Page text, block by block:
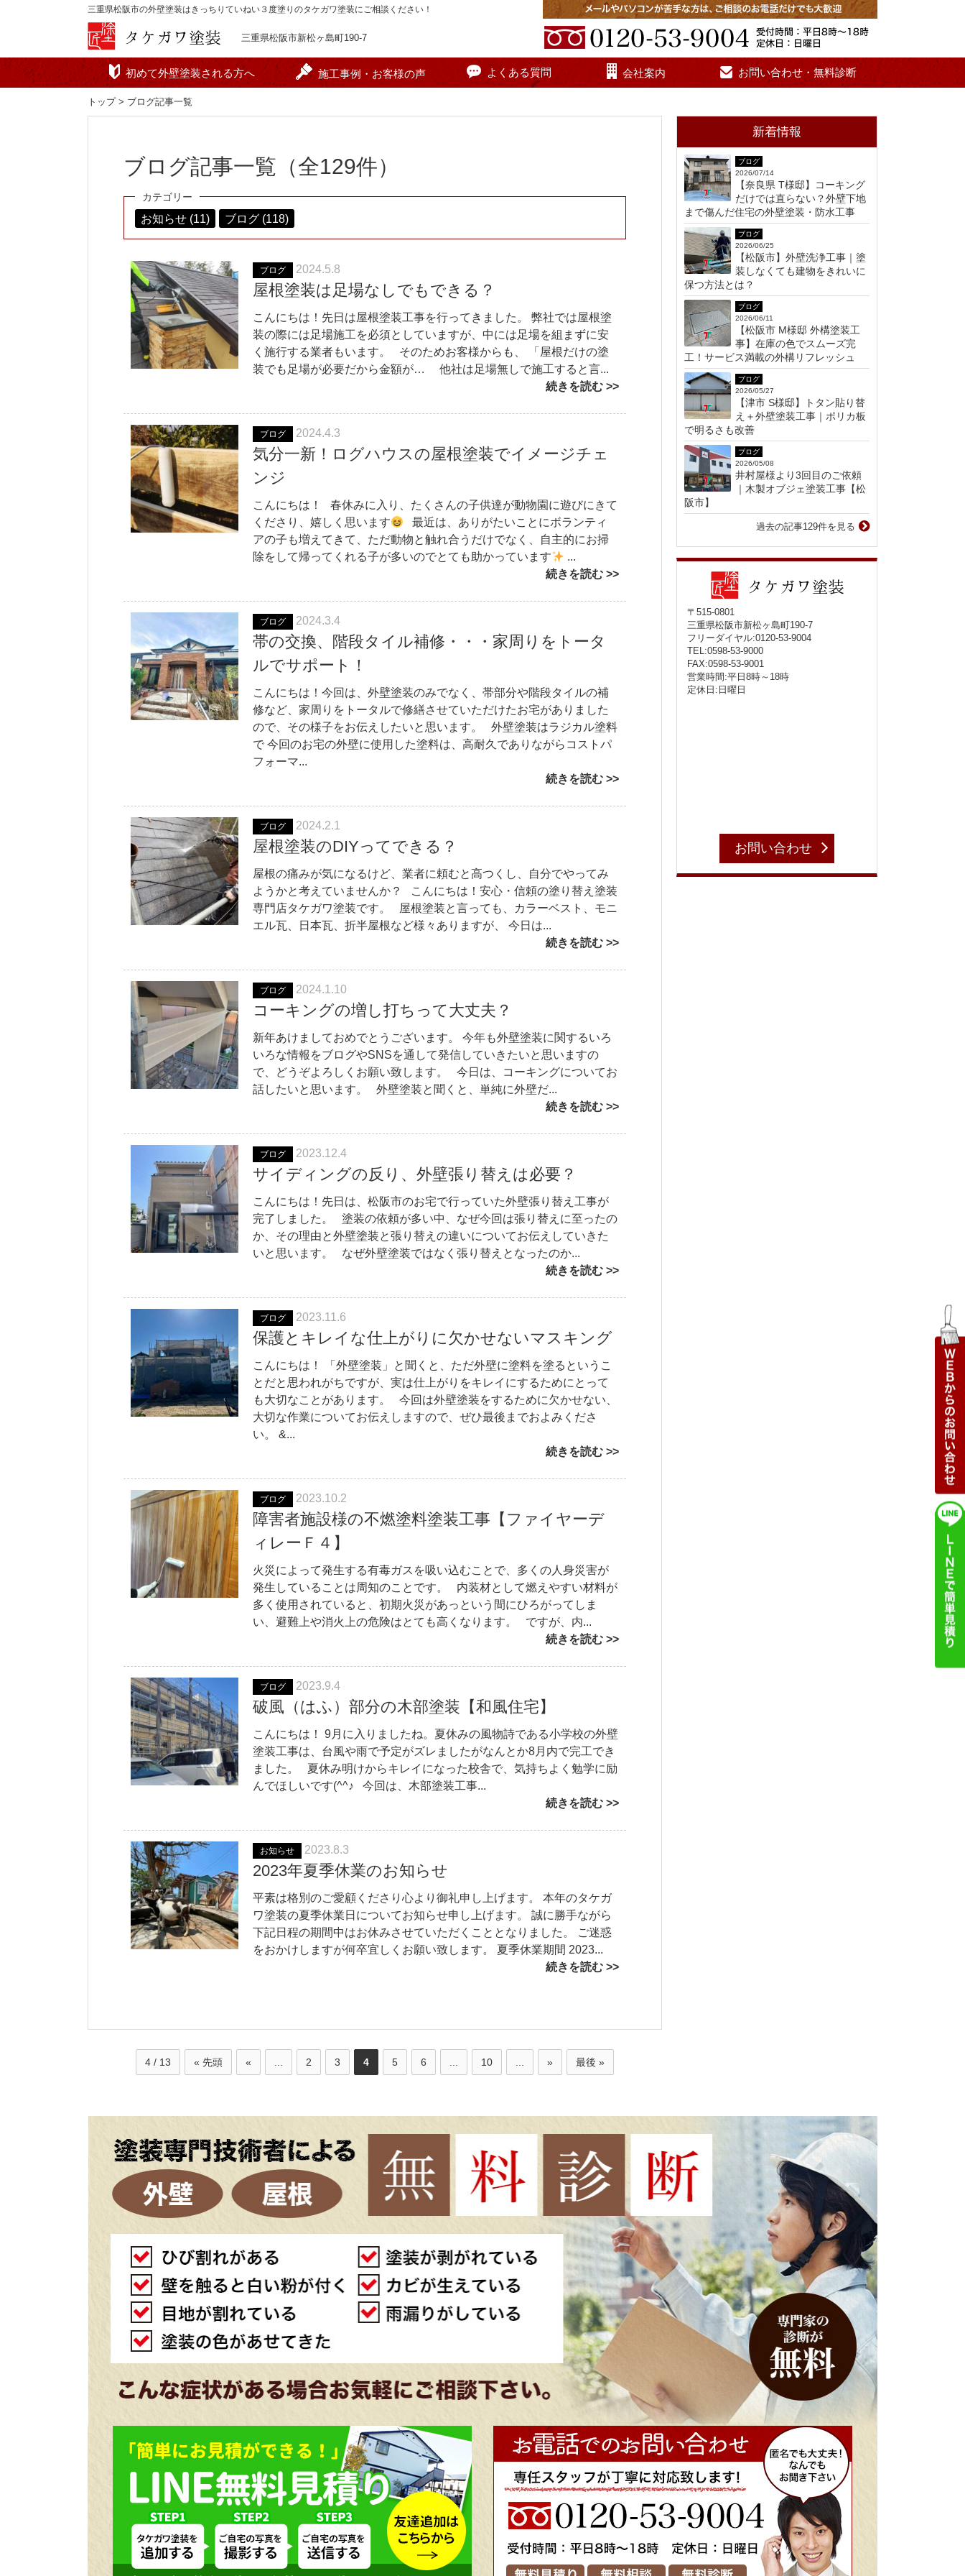
三重県松阪市の外壁塗装はきっちりていねい３度塗りのタケガワ塗装にご相談ください！
三重県松阪市新松ヶ島町190-7
初めて外壁塗装される方へ 施工事例・お客様の声 よくある質問 会社案内 お問い合わせ・無料診断
トップ> ブログ記事一覧
ブログ記事一覧（全129件）
カテゴリー
お知らせ (11) ブログ (118)
ブログ 2024.5.8
屋根塗装は足場なしでもできる？
こんにちは！先日は屋根塗装工事を行ってきました。 弊社では屋根塗
装の際には足場施工を必須としていますが、中には足場を組まずに安
く施行する業者もいます。 そのためお客様からも、 「屋根だけの塗
装でも足場が必要だから金額が… 他社は足場無しで施工すると言...
続きを読む
ブログ 2024.4.3
気分一新！ログハウスの屋根塗装でイメージチェ
ンジ
こんにちは！ 春休みに入り、たくさんの子供達が動物園に遊びにきて
くださり、嬉しく思います
最近は、ありがたいことにボランティ
アの子も増えてきて、ただ動物と触れ合うだけでなく、自主的にお掃
除をして帰ってくれる子が多いのでとても助かっています
...
続きを読む
ブログ 2024.3.4
帯の交換、階段タイル補修・・・家周りをトータ
ルでサポート！
こんにちは！今回は、外壁塗装のみでなく、帯部分や階段タイルの補
修など、家周りをトータルで修繕させていただけたお宅がありました
ので、その様子をお伝えしたいと思います。 外壁塗装はラジカル塗料
で 今回のお宅の外壁に使用した塗料は、高耐久でありながらコストパ
フォーマ...
続きを読む
ブログ 2024.2.1
屋根塗装のDIYってできる？
屋根の痛みが気になるけど、業者に頼むと高つくし、自分でやってみ
ようかと考えていませんか？ こんにちは！安心・信頼の塗り替え塗装
専門店タケガワ塗装です。 屋根塗装と言っても、カラーベスト、モニ
エル瓦、日本瓦、折半屋根など様々ありますが、 今日は...
続きを読む
ブログ 2024.1.10
コーキングの増し打ちって大丈夫？
新年あけましておめでとうございます。 今年も外壁塗装に関するいろ
いろな情報をブログやSNSを通して発信していきたいと思いますの
で、どうぞよろしくお願い致します。 今日は、コーキングについてお
話したいと思います。 外壁塗装と聞くと、単純に外壁だ...
続きを読む
ブログ 2023.12.4
サイディングの反り、外壁張り替えは必要？
こんにちは！先日は、松阪市のお宅で行っていた外壁張り替え工事が
完了しました。 塗装の依頼が多い中、なぜ今回は張り替えに至ったの
か、その理由と外壁塗装と張り替えの違いについてお伝えしていきた
いと思います。 なぜ外壁塗装ではなく張り替えとなったのか...
続きを読む
ブログ 2023.11.6
保護とキレイな仕上がりに欠かせないマスキング
こんにちは！ 「外壁塗装」と聞くと、ただ外壁に塗料を塗るというこ
とだと思われがちですが、実は仕上がりをキレイにするためにとって
も大切なことがあります。 今回は外壁塗装をするために欠かせない、
大切な作業についてお伝えしますので、ぜひ最後までおよみくださ
い。 &...
続きを読む
ブログ 2023.10.2
障害者施設様の不燃塗料塗装工事【ファイヤーデ
ィレーＦ４】
火災によって発生する有毒ガスを吸い込むことで、多くの人身災害が
発生していることは周知のことです。 内装材として燃えやすい材料が
多く使用されていると、初期火災があっという間にひろがってしま
い、避難上や消火上の危険はとても高くなります。 ですが、内...
続きを読む
ブログ 2023.9.4
破風（はふ）部分の木部塗装【和風住宅】
こんにちは！ 9月に入りましたね。夏休みの風物詩である小学校の外壁
塗装工事は、台風や雨で予定がズレましたがなんとか8月内で完工でき
ました。 夏休み明けからキレイになった校舎で、気持ちよく勉学に励
んでほしいです(^^♪ 今回は、木部塗装工事...
続きを読む
お知らせ 2023.8.3
2023年夏季休業のお知らせ
平素は格別のご愛顧くださり心より御礼申し上げます。 本年のタケガ
ワ塗装の夏季休業日についてお知らせ申し上げます。 誠に勝手ながら
下記日程の期間中はお休みさせていただくこととなりました。 ご迷惑
をおかけしますが何卒宜しくお願い致します。 夏季休業期間 2023...
続きを読む
4 / 13 « 先頭 « 2 3 4 5 6 10 » 最後 »
新着情報
ブログ
2026/07/14
【奈良県 T様邸】コーキング
だけでは直らない？外壁下地
まで傷んだ住宅の外壁塗装・防水工事
ブログ
2026/06/25
【松阪市】外壁洗浄工事｜塗
装しなくても建物をきれいに
保つ方法とは？
ブログ
2026/06/11
【松阪市 M様邸 外構塗装工
事】在庫の色でスムーズ完
工！サービス満載の外構リフレッシュ
ブログ
2026/05/27
【津市 S様邸】トタン貼り替
え＋外壁塗装工事｜ポリカ板
で明るさも改善
ブログ
2026/05/08
井村屋様より3回目のご依頼
｜木製オブジェ塗装工事【松
阪市】
過去の記事129件を見る
〒515-0801
三重県松阪市新松ヶ島町190-7
フリーダイヤル:0120-53-9004
TEL:0598-53-9000
FAX:0598-53-9001
営業時間:平日8時～18時
定休日:日曜日
お問い合わせ